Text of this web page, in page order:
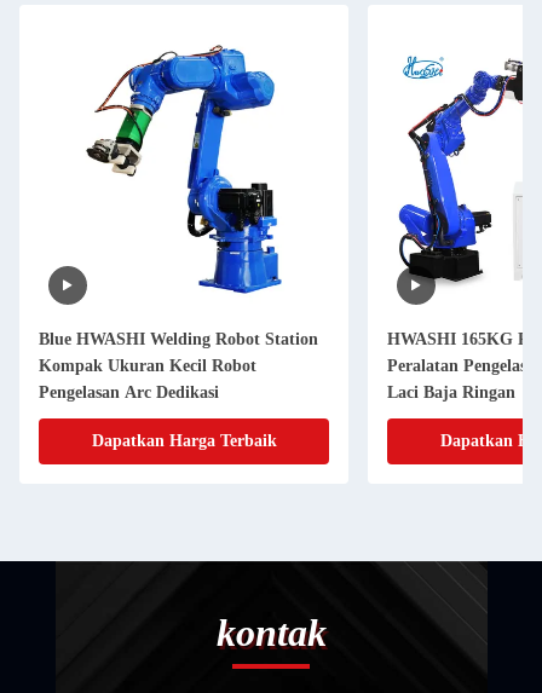
Blue HWASHI Welding Robot Station
Kompak Ukuran Kecil Robot
Pengelasan Arc Dedikasi
Dapatkan Harga Terbaik
HWASHI 165KG
Peralatan
Laci Baja Ringan
Dapatkan
kontak